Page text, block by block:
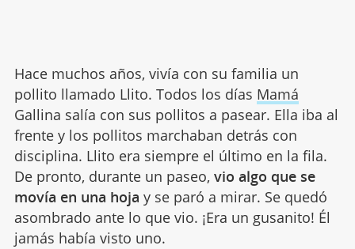
Hace muchos años, vivía con su familia un
pollito llamado Llito. Todos los días Mamá
Gallina salía con sus pollitos a pasear. Ella iba al
frente y los pollitos marchaban detrás con
disciplina. Llito era siempre el último en la fila.
De pronto, durante un paseo, vio algo que se
movía en una hoja y se paró a mirar. Se quedó
asombrado ante lo que vio. ¡Era un gusanito! Él
jamás había visto uno.